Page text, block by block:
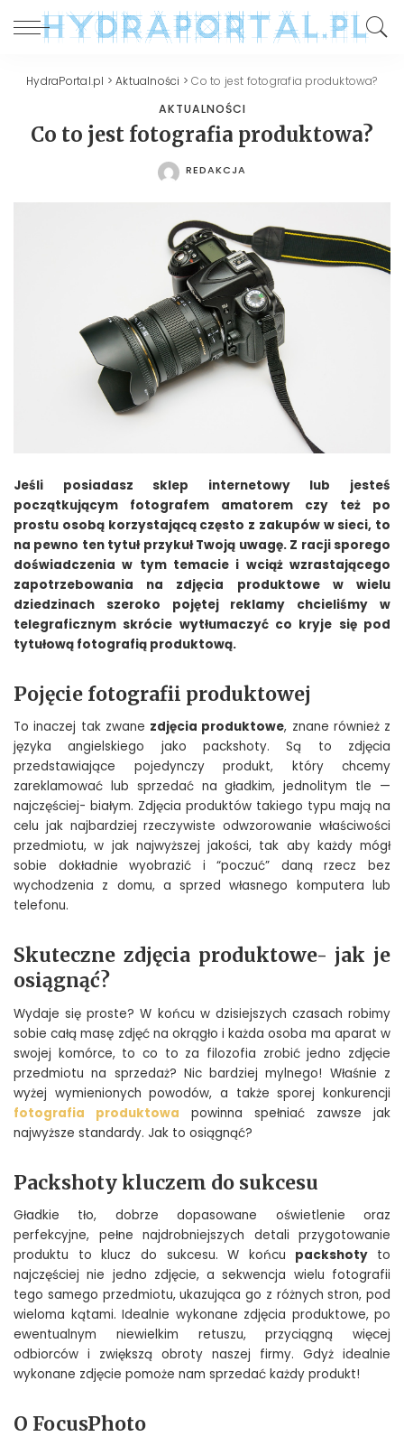
HydraPortal.pl >Aktualności >Co to jest fotografia produktowa?
AKTUALNOŚCI
Co to jest fotografia produktowa?
POSTED
REDAKCJA
Jeśli posiadasz sklep internetowy lub jesteś
początkującym fotografem amatorem czy też po
prostu osobą korzystającą często z zakupów w sieci, to
na pewno ten tytuł przykuł Twoją uwagę. Z racji sporego
doświadczenia w tym temacie i wciąż wzrastającego
zapotrzebowania na zdjęcia produktowe w wielu
dziedzinach szeroko pojętej reklamy chcieliśmy w
telegraficznym skrócie wytłumaczyć co kryje się pod
tytułową fotografią produktową.
Pojęcie fotografii produktowej
To inaczej tak zwane zdjęcia produktowe, znane również z
języka angielskiego jako packshoty. Są to zdjęcia
przedstawiające pojedynczy produkt, który chcemy
zareklamować lub sprzedać na gładkim, jednolitym tle —
najczęściej- białym. Zdjęcia produktów takiego typu mają na
celu jak najbardziej rzeczywiste odwzorowanie właściwości
przedmiotu, w jak najwyższej jakości, tak aby każdy mógł
sobie dokładnie wyobrazić i “poczuć” daną rzecz bez
wychodzenia z domu, a sprzed własnego komputera lub
telefonu.
Skuteczne zdjęcia produktowe- jak je
osiągnąć?
Wydaje się proste? W końcu w dzisiejszych czasach robimy
sobie całą masę zdjęć na okrągło i każda osoba ma aparat w
swojej komórce, to co to za filozofia zrobić jedno zdjęcie
przedmiotu na sprzedaż? Nic bardziej mylnego! Właśnie z
wyżej wymienionych powodów, a także sporej konkurencji
fotografia produktowa powinna spełniać zawsze jak
najwyższe standardy. Jak to osiągnąć?
Packshoty kluczem do sukcesu
Gładkie tło, dobrze dopasowane oświetlenie oraz
perfekcyjne, pełne najdrobniejszych detali przygotowanie
produktu to klucz do sukcesu. W końcu packshoty to
najczęściej nie jedno zdjęcie, a sekwencja wielu fotografii
tego samego przedmiotu, ukazująca go z różnych stron, pod
wieloma kątami. Idealnie wykonane zdjęcia produktowe, po
ewentualnym niewielkim retuszu, przyciągną więcej
odbiorców i zwiększą obroty naszej firmy. Gdyż idealnie
wykonane zdjęcie pomoże nam sprzedać każdy produkt!
O FocusPhoto